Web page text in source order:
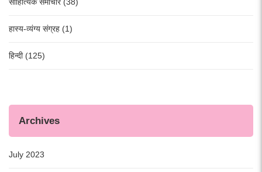
साहित्यिक समाचार (38)
हास्य-व्यंग्य संग्रह (1)
हिन्दी (125)
Archives
July 2023